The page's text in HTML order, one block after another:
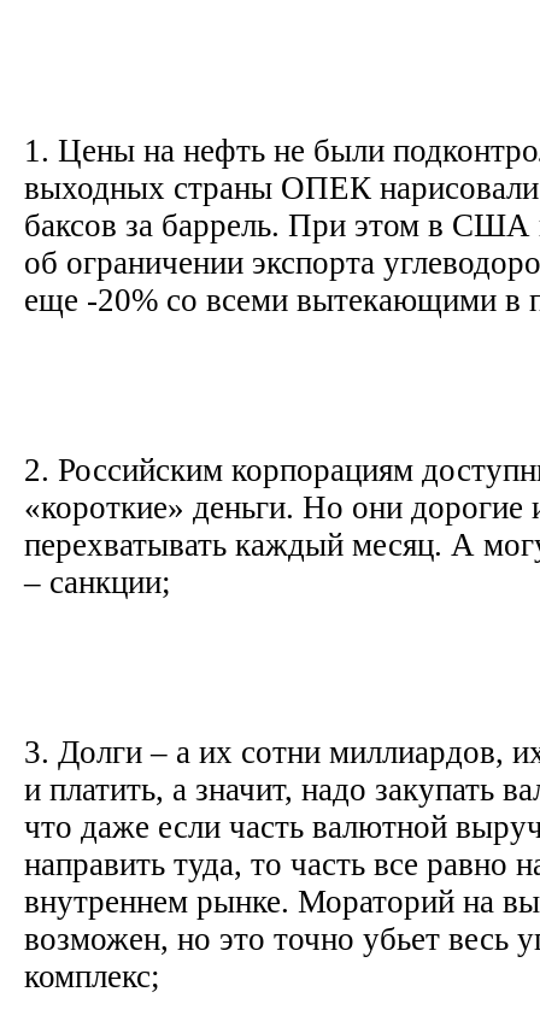
1. Цены на нефть не были
выходных страны ОПЕК нарисовали
баксов за баррель. При этом в США
об ограничении экспорта
еще -20% со всеми вытекающими в
2. Российским корпорациям
«короткие» деньги. Но они дорогие
перехватывать каждый месяц. А
– санкции;
3. Долги – а их сотни миллиардов,
и платить, а значит, надо закупать
что даже если часть валютной
направить туда, то часть все равно
внутреннем рынке. Мораторий на
возможен, но это точно убьет весь
комплекс;